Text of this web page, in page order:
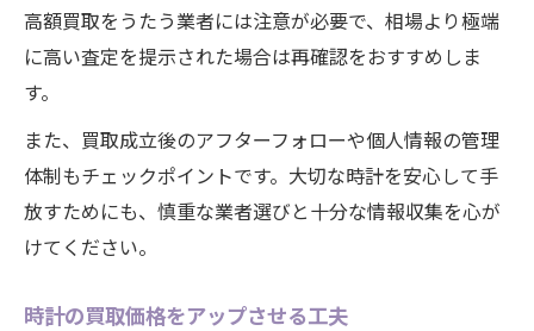
高額買取をうたう業者には注意が必要で、相場より極端
に高い査定を提示された場合は再確認をおすすめしま
す。
また、買取成立後のアフターフォローや個人情報の管理
体制もチェックポイントです。大切な時計を安心して手
放すためにも、慎重な業者選びと十分な情報収集を心が
けてください。
時計の買取価格をアップさせる工夫